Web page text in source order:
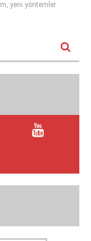
, yeni yöntemler